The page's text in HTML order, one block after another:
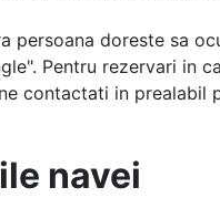
persoana doreste sa
Pentru rezervari in
contactati in prealabil
navei